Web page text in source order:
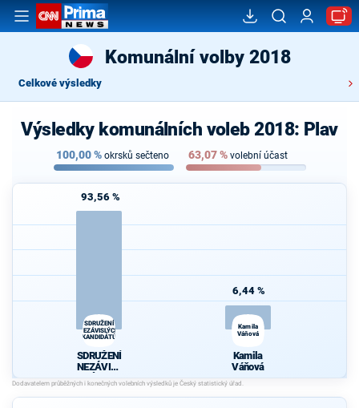
Komunální volby 2018
Celkové výsledky
Výsledky komunálních voleb 2018: Plav
100,00% okrsků sečteno 63,07% volební účast
93,56 %
SDRUŽENÍ
NEZÁVISLÝCH
KANDIDÁTŮ
SDRUŽENÍ
NEZÁVISL
ÝCH
KANDIDÁT
Ů
6,44 %
Kamila
Váňová
Kamila
Váňová